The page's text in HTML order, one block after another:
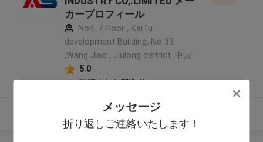
メッセージ
折り返しご連絡いたします！
カープロフィール
No4, 7 Floor , KaiTu
development Building, No 33
,Wang Jiao , Jiulong district ,中国
5.0
確認された製造者
多くを見て下さい